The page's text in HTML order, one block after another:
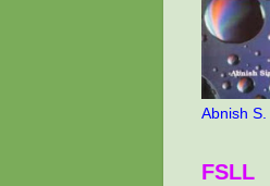
Abnish
FSLL